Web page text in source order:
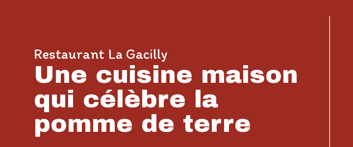
Restaurant La Gacilly
Une cuisine maison
qui célèbre la
pomme de terre